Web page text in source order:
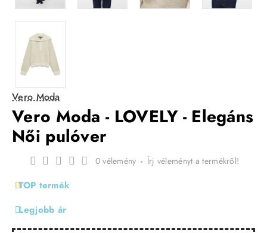
Vero Moda
Vero Moda - LOVELY - Elegáns
Női pulóver
TOP termék
Legjobb ár
0 vélemény - Írj véleményt a termékről!